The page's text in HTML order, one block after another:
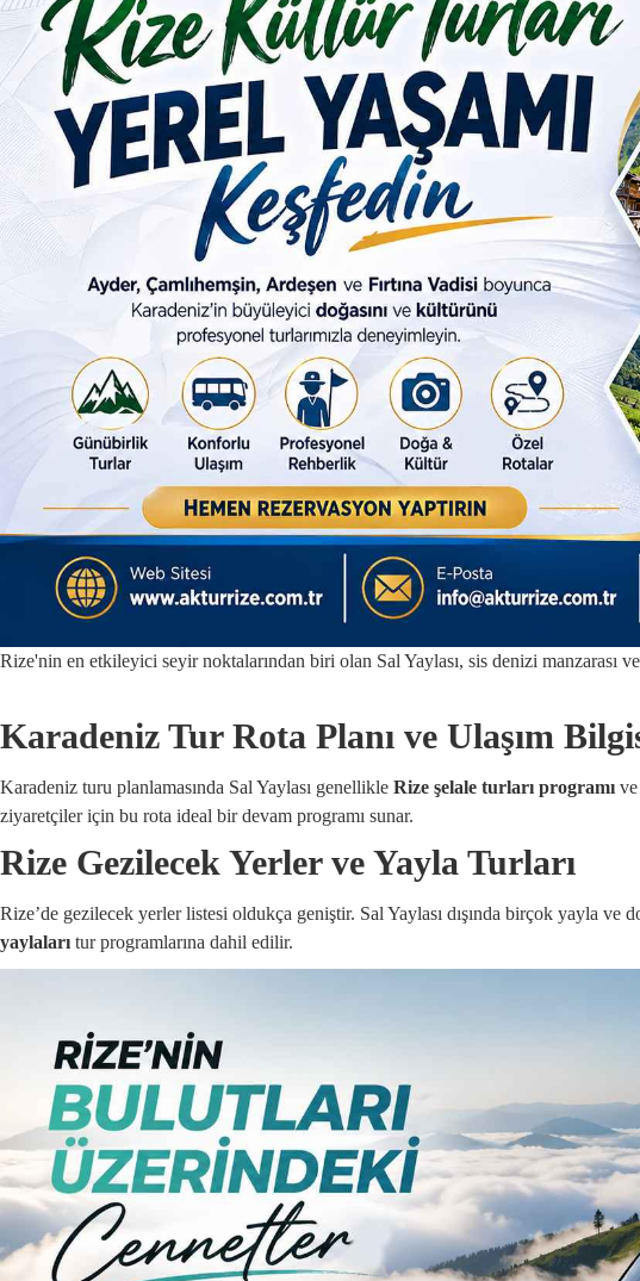
Rize'nin en etkileyici seyir noktalarından biri olan Sal Yaylası, sis denizi
Karadeniz Tur Rota Planı ve Ulaşım
Karadeniz turu planlamasında Sal Yaylası genellikle Rize şelale turları programı
ziyaretçiler için bu rota ideal bir devam programı sunar.
Rize Gezilecek Yerler ve Yayla Turları
Rize’de gezilecek yerler listesi oldukça geniştir. Sal Yaylası dışında birçok yayla ve
yaylaları tur programlarına dahil edilir.